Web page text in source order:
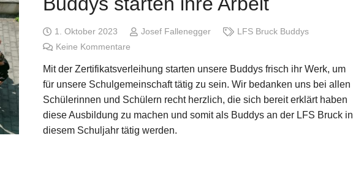
1. Oktober 2023 Josef Fallenegger
LFS Bruck Buddys
Keine Kommentare
Mit der Zertifikatsverleihung starten unsere Buddys frisch ihr Werk, um
für unsere Schulgemeinschaft tätig zu sein. Wir bedanken uns bei allen
Schülerinnen und Schülern recht herzlich, die sich bereit erklärt haben
diese Ausbildung zu machen und somit als Buddys an der LFS Bruck in
diesem Schuljahr tätig werden.